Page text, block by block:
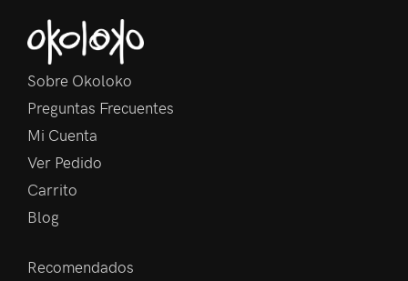
Sobre Okoloko
Preguntas Frecuentes
Mi Cuenta
Ver Pedido
Carrito
Blog
Recomendados